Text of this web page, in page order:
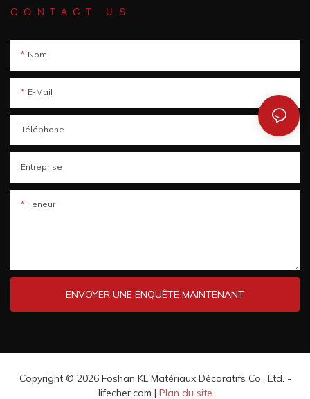
CONTACT US
Nom
E-Mail
Téléphone
Entreprise
Teneur
ENVOYER UNE ENQUÊTE MAINTENANT
Copyright © 2026 Foshan KL Matériaux Décoratifs Co., Ltd. -
lifecher.com | Plan du site